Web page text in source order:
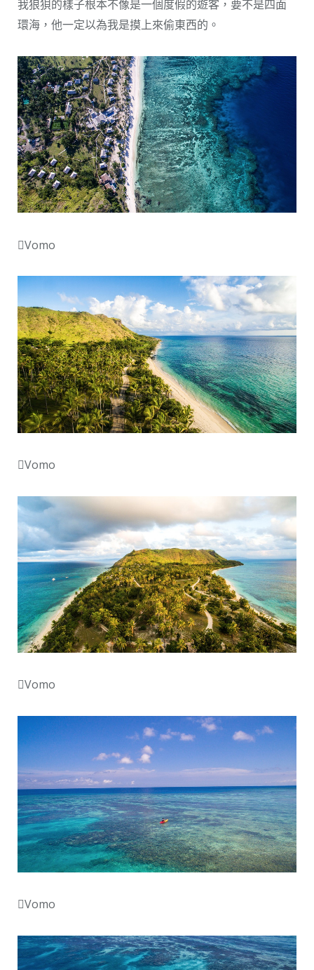
我狼狽的樣子根本不像是一個度假的遊客，要不是四面
環海，他一定以為我是摸上來偷東西的。
Vomo
Vomo
Vomo
Vomo